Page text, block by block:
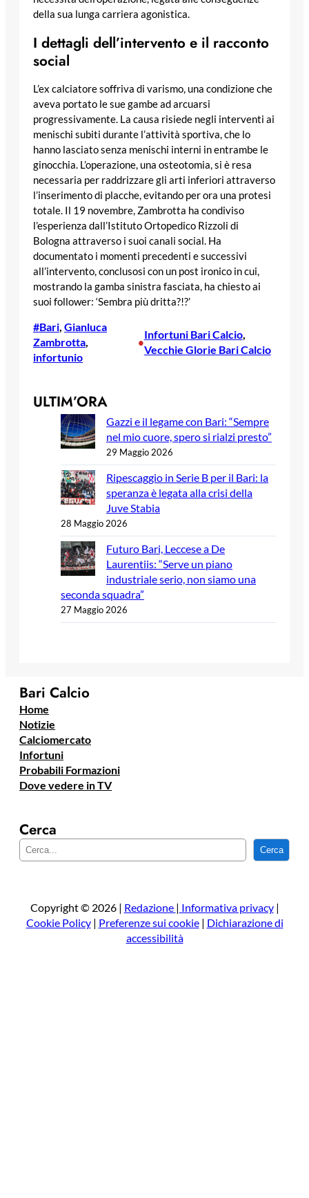
della sua lunga carriera agonistica.
I dettagli dell’intervento e il racconto
social
L’ex calciatore soffriva di varismo, una condizione che
aveva portato le sue gambe ad arcuarsi
progressivamente. La causa risiede negli interventi ai
menischi subiti durante l’attività sportiva, che lo
hanno lasciato senza menischi interni in entrambe le
ginocchia. L’operazione, una osteotomia, si è resa
necessaria per raddrizzare gli arti inferiori attraverso
l’inserimento di placche, evitando per ora una protesi
totale. Il 19 novembre, Zambrotta ha condiviso
l’esperienza dall’Istituto Ortopedico Rizzoli di
Bologna attraverso i suoi canali social. Ha
documentato i momenti precedenti e successivi
all’intervento, conclusosi con un post ironico in cui,
mostrando la gamba sinistra fasciata, ha chiesto ai
suoi follower: ‘Sembra più dritta?!?’
#Bari, Gianluca
Zambrotta
infortunio
•
Infortuni Bari Calcio
Vecchie Glorie Bari Calcio
ULTIM’ORA
Gazzi e il legame con Bari: “Sempre
nel mio cuore, spero si rialzi presto”
29 Maggio 2026
Ripescaggio in Serie B per il Bari: la
speranza è legata alla crisi della
Juve Stabia
28 Maggio 2026
Futuro Bari, Leccese a De
Laurentiis: “Serve un piano
industriale serio, non siamo una
seconda squadra”
27 Maggio 2026
Bari Calcio
Home
Notizie
Calciomercato
Infortuni
Probabili Formazioni
Dove vedere in TV
Cerca
e
a
Cerca
Copyright © 2026 | Redazione | Informativa privacy|
Cookie Policy| Preferenze sui cookie| Dichiarazione di
accessibilità